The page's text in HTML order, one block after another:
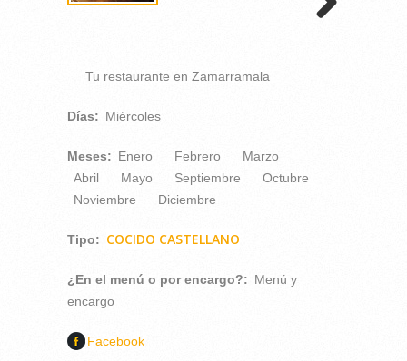
Tu restaurante en Zamarramala
Días: Miércoles
Meses: Enero Febrero
Marzo
Abril
Mayo Septiembre
Octubre
Noviembre
Diciembre
Tipo: COCIDO CASTELLANO
¿En el menú o por encargo?: Menú y
encargo
Facebook